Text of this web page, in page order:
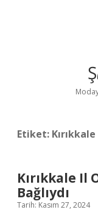
Etiket:
Kırıkkale Il
Bağlıydı
Tarih: Kasım 27, 2024